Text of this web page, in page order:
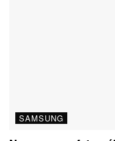
SAMSUNG